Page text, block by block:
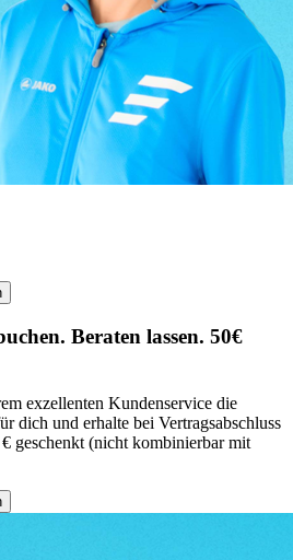
Beraten lassen. 50€
exzellenten Kundenservice die
dich und erhalte bei Vertragsabschluss
geschenkt (nicht kombinierbar mit